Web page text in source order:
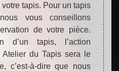
tapis. Pour un tapis
vous conseillons
de votre pièce.
d’un tapis, l’action
du Tapis sera le
c’est-à-dire que nous